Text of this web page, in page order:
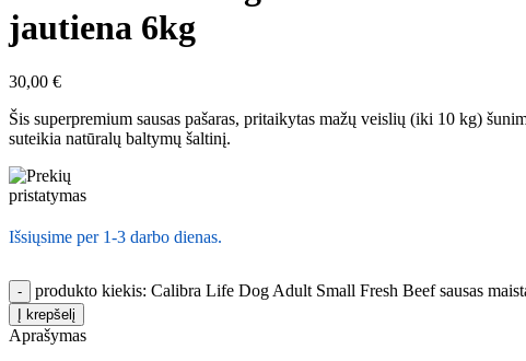
jautiena 6kg
30,00 €
Šis superpremium sausas pašaras, pritaikytas mažų veislių (iki 10 kg)
suteikia natūralų baltymų šaltinį.
Išsiųsime per 1-3 darbo dienas.
produkto kiekis: Calibra Life Dog Adult Small Fresh Beef sausas
Į krepšelį
Aprašymas